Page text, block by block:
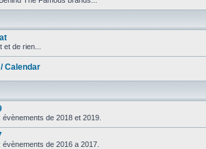
et de rien...
Calendar
de 2018 et 2019.
de 2016 a 2017.